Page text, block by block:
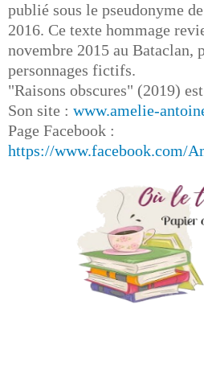
publié sous le pseudonyme
2016. Ce texte hommage
novembre 2015 au Bataclan,
personnages fictifs.
"Raisons obscures" (2019)
Son site : www.amelie-
Page Facebook :
https://www.facebook.com/